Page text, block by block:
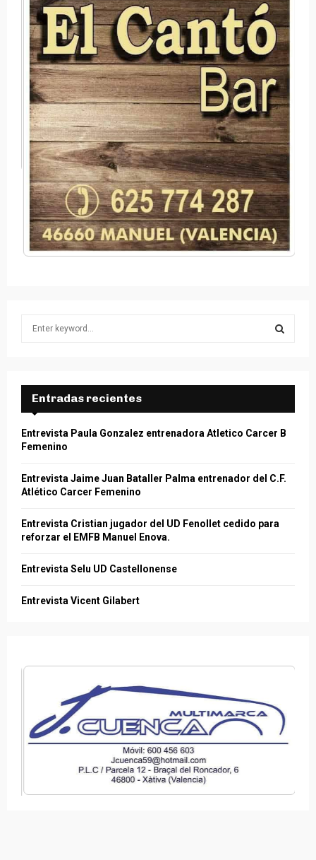
f
r
E
A
Entradas recientes
Entrevista Paula Gonzalez entrenadora Atletico Carcer B
Femenino
Entrevista Jaime Juan Bataller Palma entrenador del C.F.
Atlético Carcer Femenino
Entrevista Cristian jugador del UD Fenollet cedido para
reforzar el EMFB Manuel Enova.
Entrevista Selu UD Castellonense
Entrevista Vicent Gilabert